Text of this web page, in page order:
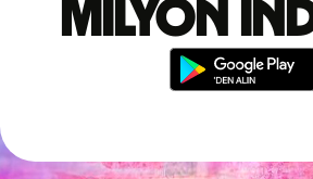
milyon